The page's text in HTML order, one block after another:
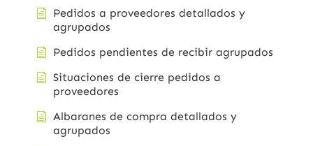
Pedidos a proveedores detallados y
agrupados
Pedidos pendientes de recibir agrupados
Situaciones de cierre pedidos a
proveedores
Albaranes de compra detallados y
agrupados